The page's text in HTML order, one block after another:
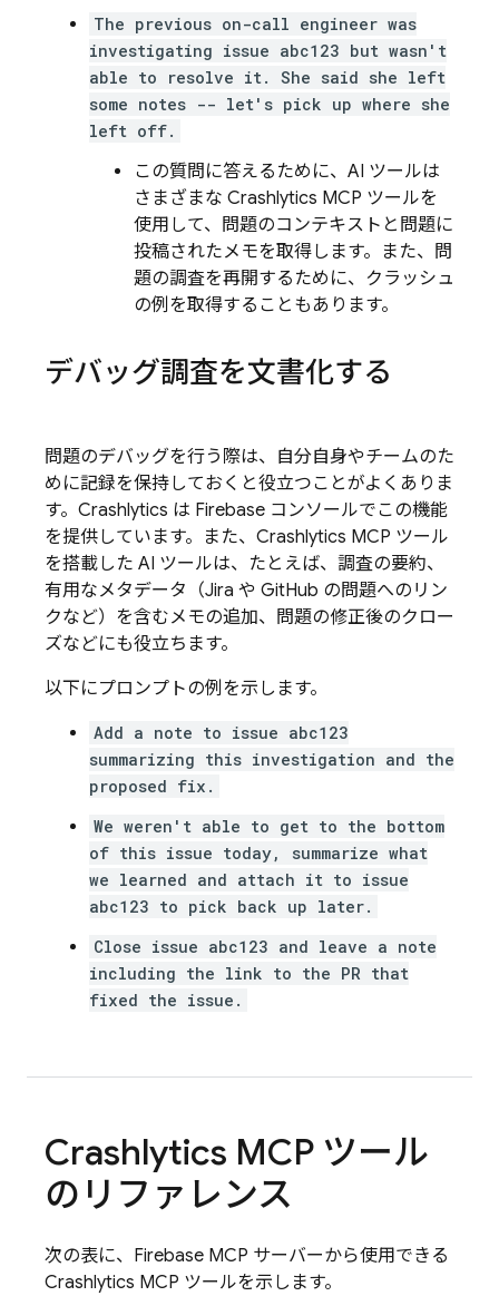
The previous on-call engineer was
investigating issue abc123 but wasn't
able to resolve it. She said she left
some notes -- let's pick up where she
left off.
この質問に答えるために、AI ツールは
さまざまな Crashlytics MCP ツールを
使用して、問題のコンテキストと問題に
投稿されたメモを取得します。また、問
題の調査を再開するために、クラッシュ
の例を取得することもあります。
デバッグ調査を文書化する
問題のデバッグを行う際は、自分自身やチームのた
めに記録を保持しておくと役立つことがよくありま
す。 Crashlytics は Firebase コンソールでこの機能
を提供しています。また、 Crashlytics MCP ツール
を搭載した AI ツールは、たとえば、調査の要約、
有用なメタデータ（Jira や GitHub の問題へのリン
クなど）を含むメモの追加、問題の修正後のクロー
ズなどにも役立ちます。
以下にプロンプトの例を示します。
Add a note to issue abc123
summarizing this investigation and the
proposed fix.
We weren't able to get to the bottom
of this issue today, summarize what
we learned and attach it to issue
abc123 to pick back up later.
Close issue abc123 and leave a note
including the link to the PR that
fixed the issue.
Crashlytics MCP ツール
のリファレンス
次の表に、Firebase MCP サーバーから使用できる
Crashlytics MCP ツールを示します。